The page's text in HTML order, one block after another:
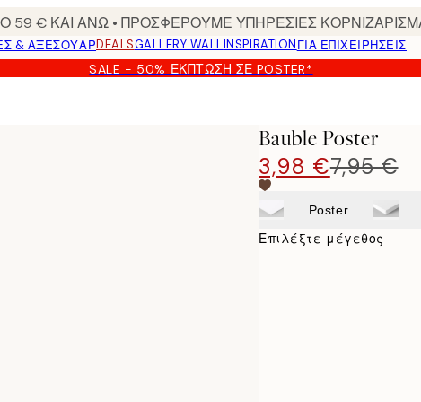
€ ΚΑΙ ΑΝΩ • ΠΡΟΣΦΕΡΟΥΜΕ ΥΠΗΡΕΣΙΕΣ
& ΑΞΕΣΟΥΆΡDEALSGALLERY WALLINSPIRATIONΓΙΑ ΕΠΙΧΕΙΡΗΣΕΙΣ
SALE - 50% ΈΚΠΤΩΣΗ ΣΕ POSTER*
Bauble Poster
3,98 €7,95 €
Poster
Επιλέξτε μέγεθος